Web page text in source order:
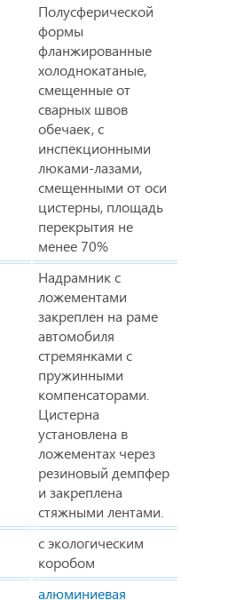
Полусферической
формы
фланжированные
холоднокатаные,
смещенные от
сварных швов
обечаек, с
инспекционными
люками-лазами,
смещенными от оси
цистерны, площадь
перекрытия не
менее 70%
Надрамник с
ложементами
закреплен на раме
автомобиля
стремянками с
пружинными
компенсаторами.
Цистерна
установлена в
ложементах через
резиновый демпфер
и закреплена
стяжными лентами.
с экологическим
коробом
алюминиевая